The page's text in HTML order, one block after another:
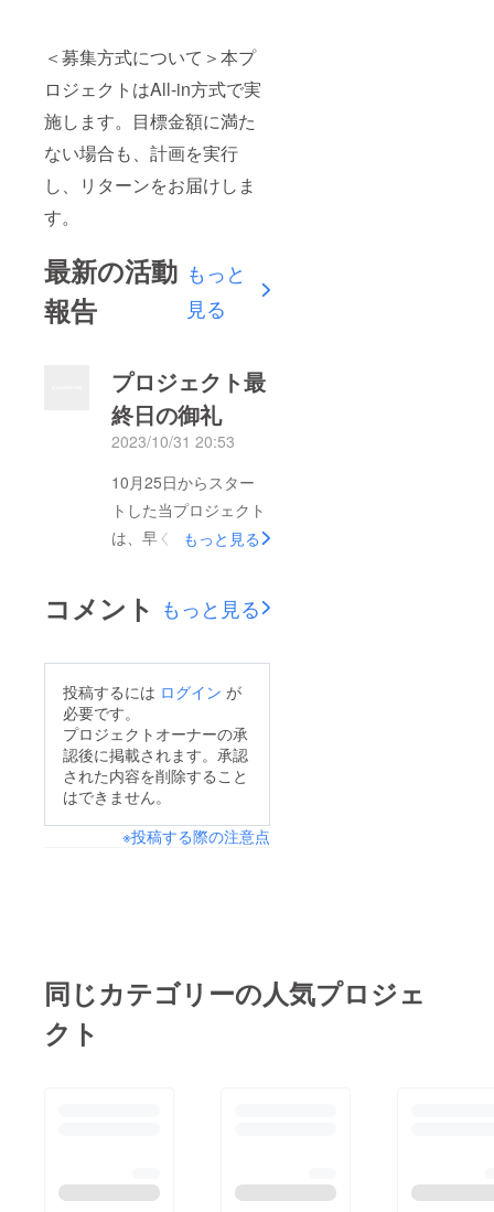
＜募集方式について＞本プ
ロジェクトはAll-in方式で実
施します。目標金額に満た
ない場合も、計画を実行
し、リターンをお届けしま
す。
最新の活動
報告
もっと
見る
プロジェクト最
終日の御礼
2023/10/31 20:53
10月25日からスター
トした当プロジェクト
は、早くも本日で最終
も短い募集期間にも関
わらず、ご支援くだ
時まで募集期限はござ
いますが、取り急ぎ御
礼申し上げます。Wi-
Fiの工事日も決まり、
準備が進んでおりま
いた方もいらっしゃい
ます。ラーメン券、宿
※”柚子のあぜ道 雨乞の
もっと見る
コメント もっと見る
投稿するには ログイン が
必要です。
プロジェクトオーナーの承
認後に掲載されます。承認
された内容を削除すること
はできません。
※投稿する際の注意点
同じカテゴリーの人気プロジェ
クト